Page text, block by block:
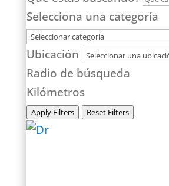
Selecciona una categoría
Ubicación
Radio de búsqueda
Kilómetros
Apply Filters Reset Filters